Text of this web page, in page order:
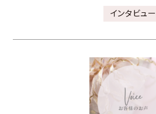
インタビュー